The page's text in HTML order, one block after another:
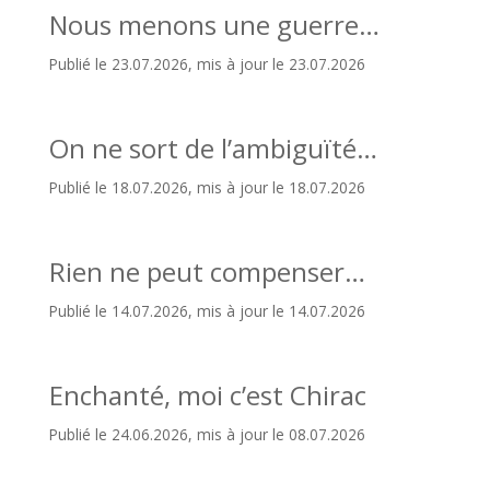
Nous menons une guerre…
Publié le 23.07.2026, mis à jour le 23.07.2026
On ne sort de l’ambiguïté…
Publié le 18.07.2026, mis à jour le 18.07.2026
Rien ne peut compenser…
Publié le 14.07.2026, mis à jour le 14.07.2026
Enchanté, moi c’est Chirac
Publié le 24.06.2026, mis à jour le 08.07.2026